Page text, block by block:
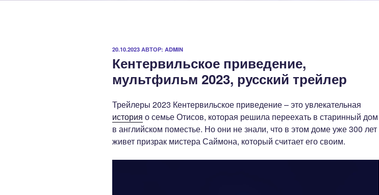
ОПУБЛИКОВАНО
20.10.2023 АВТОР: ADMIN
Кентервильское приведение,
мультфильм 2023, русский трейлер
Трейлеры 2023 Кентервильское приведение – это увлекательная
история о семье Отисов, которая решила переехать в старинный дом
в английском поместье. Но они не знали, что в этом доме уже 300 лет
живет призрак мистера Саймона, который считает его своим.